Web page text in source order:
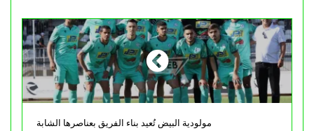
مولودية البيض تُعيد بناء الفريق بعناصرها الشابة